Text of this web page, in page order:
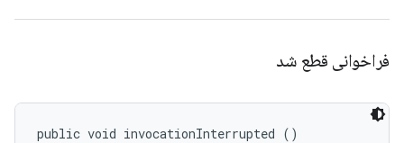
فراخوانی قطع شد
public void invocationInterrupted ()